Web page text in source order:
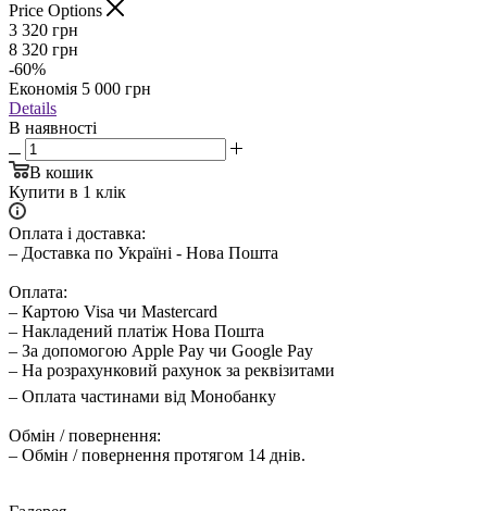
Price Options
3 320 грн
8 320 грн
-60%
Економія 5 000 грн
Details
В наявності
В кошик
Купити в 1 клік
Оплата і доставка:
– Доставка по Україні - Нова Пошта
Оплата:
– Картою Visa чи Mastercard
– Накладений платіж Нова Пошта
– За допомогою Apple Pay чи Google Pay
– На розрахунковий рахунок за реквізитами
– Оплата частинами від Монобанку
Обмін / повернення:
– Обмін / повернення протягом 14 днів.